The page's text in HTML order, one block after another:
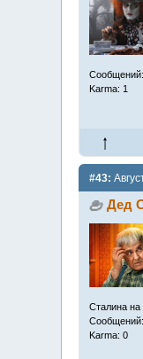
Karma: 1
#43:
Дед
Сталина на
Karma: 0